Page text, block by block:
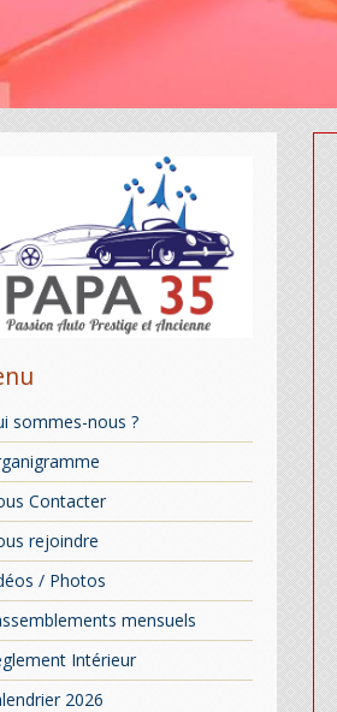
sommes-nous ?
Contacter
rejoindre
/ Photos
mensuels
Intérieur
2026